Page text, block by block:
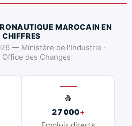
MAROCAIN EN
CHIFFRES
— Ministère de l'Industrie ·
Office des Changes
👷
27 000+